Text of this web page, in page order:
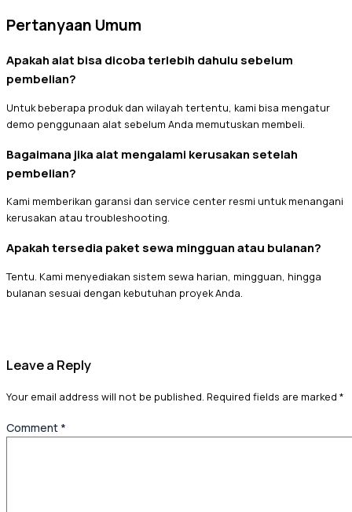
Pertanyaan Umum
Apakah alat bisa dicoba terlebih dahulu sebelum
pembelian?
Untuk beberapa produk dan wilayah tertentu, kami bisa mengatur
demo penggunaan alat sebelum Anda memutuskan membeli.
Bagaimana jika alat mengalami kerusakan setelah
pembelian?
Kami memberikan garansi dan service center resmi untuk menangani
kerusakan atau troubleshooting.
Apakah tersedia paket sewa mingguan atau bulanan?
Tentu. Kami menyediakan sistem sewa harian, mingguan, hingga
bulanan sesuai dengan kebutuhan proyek Anda.
Leave a Reply
Your email address will not be published. Required fields are marked *
Comment *